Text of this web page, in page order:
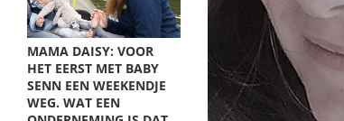
MAMA DAISY: VOOR
HET EERST MET BABY
SENN EEN WEEKENDJE
WEG. WAT EEN